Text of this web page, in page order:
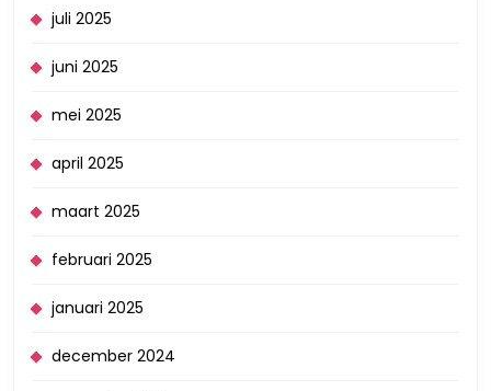
juli 2025
juni 2025
mei 2025
april 2025
maart 2025
februari 2025
januari 2025
december 2024